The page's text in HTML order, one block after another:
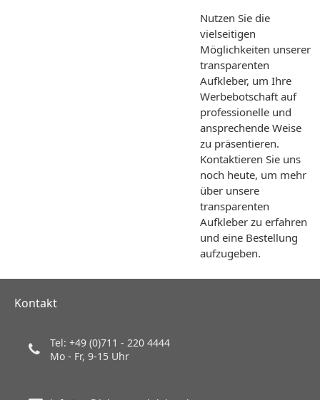
Nutzen Sie die
vielseitigen
Möglichkeiten unserer
transparenten
Aufkleber, um Ihre
Werbebotschaft auf
professionelle und
ansprechende Weise
zu präsentieren.
Kontaktieren Sie uns
noch heute, um mehr
über unsere
transparenten
Aufkleber zu erfahren
und eine Bestellung
aufzugeben.
Kontakt
Tel: +49 (0)711 - 220 4444
Mo - Fr, 9-15 Uhr